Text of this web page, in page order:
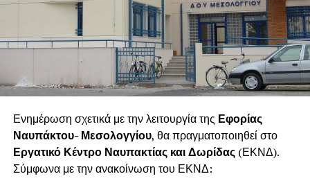
Ενημέρωση σχετικά με την λειτουργία της Εφορίας
Ναυπάκτου- Μεσολογγίου, θα πραγματοποιηθεί στο
Εργατικό Κέντρο Ναυπακτίας και Δωρίδας(ΕΚΝΔ).
Σύμφωνα με την ανακοίνωση του ΕΚΝΔ: